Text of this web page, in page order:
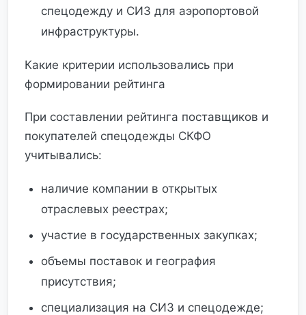
спецодежду и СИЗ для аэропортовой
инфраструктуры.
Какие критерии использовались при
формировании рейтинга
При составлении рейтинга поставщиков и
покупателей спецодежды СКФО
учитывались:
наличие компании в открытых
отраслевых реестрах;
участие в государственных закупках;
объемы поставок и география
присутствия;
специализация на СИЗ и спецодежде;